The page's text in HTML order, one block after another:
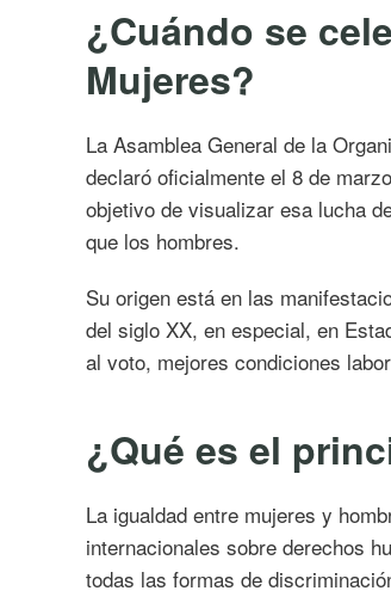
¿Cuándo se
Mujeres?
La Asamblea General de la
declaró oficialmente el 8 de
objetivo de visualizar esa lucha
que los hombres.
Su origen está en las
del siglo XX, en especial, en
al voto, mejores condiciones
¿Qué es el
La igualdad entre mujeres y
internacionales sobre derechos
todas las formas de